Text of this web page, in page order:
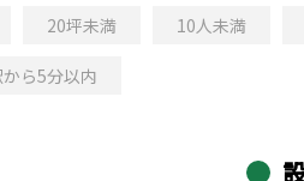
20坪未満 10人未満
ら5分以内